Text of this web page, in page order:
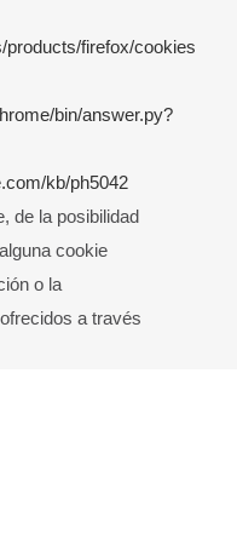
products/firefox/cookies
bin/answer.py?
kb/ph5042
de la posibilidad
cookie
o la
a través